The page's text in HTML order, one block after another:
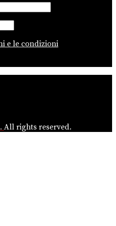
e le condizioni
All rights reserved.